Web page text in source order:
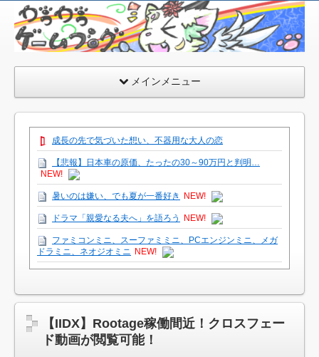
が
う
ゲ
ー
ム
ブ
ロ
グ
ミ
＞
ω
＜
＊
彡
メインメニュー
成長の先で気づいた想い、不器用な大人の恋
【悲報】日本車の原価、たったの30～90万円と判明…
NEW!
暑いのは嫌い、でも夏が一番好き NEW!
ドラマ「親愛なる夫へ」を語ろう NEW!
ファミコンミニ、スーファミミニ、PCエンジンミニ、メガ
ドラミニ、ネオジオミニ NEW!
倉持由香、息子の「自閉スペクトラム症」診断にショック
【崩壊スターレイル】この売り上げ前年比「3割減」は何が
原因なの？なにかしたかい君たちに
【IIDX】Rootage稼働間近！クロスフェー
ド動画が閲覧可能！